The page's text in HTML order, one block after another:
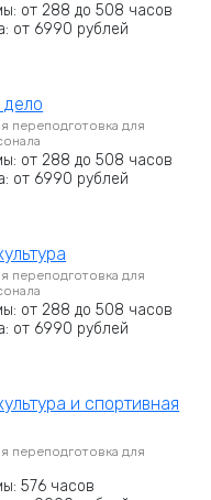
от 288 до 508 часов
от 6990 рублей
переподготовка для
от 288 до 508 часов
от 6990 рублей
переподготовка для
от 288 до 508 часов
от 6990 рублей
и спортивная
переподготовка для
576 часов